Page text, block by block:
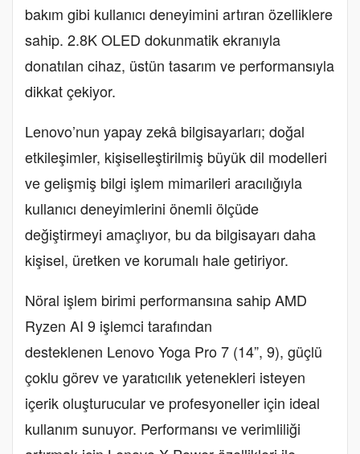
bakım gibi kullanıcı deneyimini artıran özelliklere
sahip. 2.8K OLED dokunmatik ekranıyla
donatılan cihaz, üstün tasarım ve performansıyla
dikkat çekiyor.
Lenovo’nun yapay zekâ bilgisayarları; doğal
etkileşimler, kişiselleştirilmiş büyük dil modelleri
ve gelişmiş bilgi işlem mimarileri aracılığıyla
kullanıcı deneyimlerini önemli ölçüde
değiştirmeyi amaçlıyor, bu da bilgisayarı daha
kişisel, üretken ve korumalı hale getiriyor.
Nöral işlem birimi performansına sahip AMD
Ryzen AI 9 işlemci tarafından
desteklenen Lenovo Yoga Pro 7 (14”, 9), güçlü
çoklu görev ve yaratıcılık yetenekleri isteyen
içerik oluşturucular ve profesyoneller için ideal
kullanım sunuyor. Performansı ve verimliliği